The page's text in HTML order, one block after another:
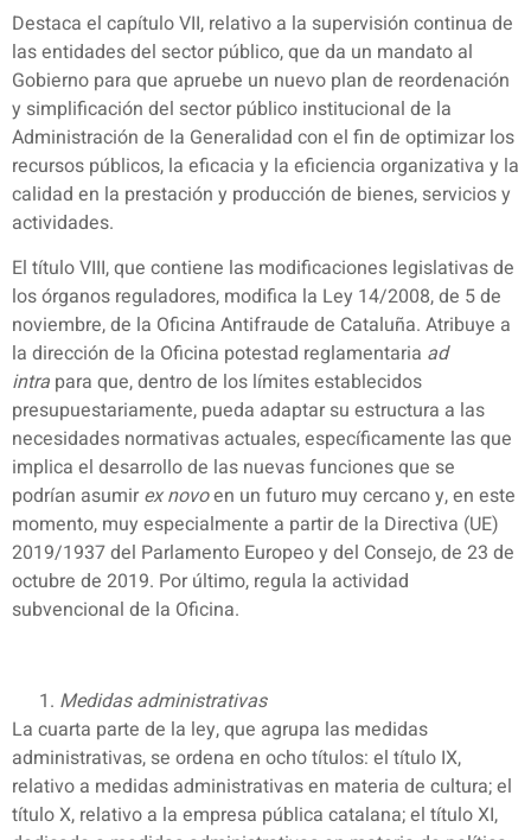
Destaca el capítulo VII, relativo a la supervisión continua de
las entidades del sector público, que da un mandato al
Gobierno para que apruebe un nuevo plan de reordenación
y simplificación del sector público institucional de la
Administración de la Generalidad con el fin de optimizar los
recursos públicos, la eficacia y la eficiencia organizativa y la
calidad en la prestación y producción de bienes, servicios y
actividades.
El título VIII, que contiene las modificaciones legislativas de
los órganos reguladores, modifica la Ley 14/2008, de 5 de
noviembre, de la Oficina Antifraude de Cataluña. Atribuye a
la dirección de la Oficina potestad reglamentaria ad
intra para que, dentro de los límites establecidos
presupuestariamente, pueda adaptar su estructura a las
necesidades normativas actuales, específicamente las que
implica el desarrollo de las nuevas funciones que se
podrían asumirex novoen un futuro muy cercano y, en este
momento, muy especialmente a partir de la Directiva (UE)
2019/1937 del Parlamento Europeo y del Consejo, de 23 de
octubre de 2019. Por último, regula la actividad
subvencional de la Oficina.
Medidas administrativas
La cuarta parte de la ley, que agrupa las medidas
administrativas, se ordena en ocho títulos: el título IX,
relativo a medidas administrativas en materia de cultura; el
título X, relativo a la empresa pública catalana; el título XI,